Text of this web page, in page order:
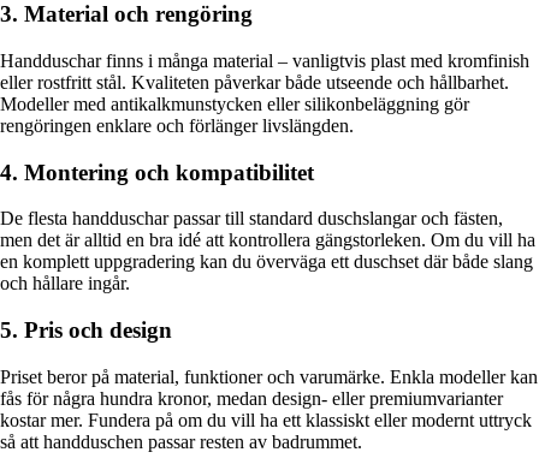
3. Material och rengöring
Handduschar finns i många material – vanligtvis plast med kromfinish
eller rostfritt stål. Kvaliteten påverkar både utseende och hållbarhet.
Modeller med antikalkmunstycken eller silikonbeläggning gör
rengöringen enklare och förlänger livslängden.
4. Montering och kompatibilitet
De flesta handduschar passar till standard duschslangar och fästen,
men det är alltid en bra idé att kontrollera gängstorleken. Om du vill ha
en komplett uppgradering kan du överväga ett duschset där både slang
och hållare ingår.
5. Pris och design
Priset beror på material, funktioner och varumärke. Enkla modeller kan
fås för några hundra kronor, medan design- eller premiumvarianter
kostar mer. Fundera på om du vill ha ett klassiskt eller modernt uttryck
så att handduschen passar resten av badrummet.